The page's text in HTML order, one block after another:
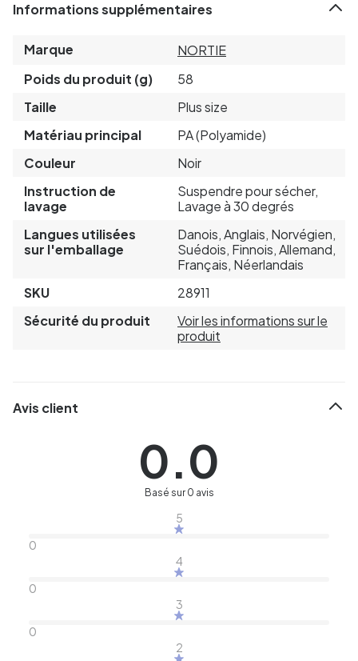
Informations supplémentaires
Marque
NORTIE
Poids du produit (g)
58
Taille
Plus size
Matériau principal
PA (Polyamide)
Couleur
Noir
Instruction de
lavage
Suspendre pour sécher,
Lavage à 30 degrés
Langues utilisées
sur l'emballage
Danois, Anglais, Norvégien,
Suédois, Finnois, Allemand,
Français, Néerlandais
SKU
28911
Sécurité du produit
Voir les informations sur le
produit
Avis client
0.0
Basé sur 0 avis
5
0
4
0
3
0
2